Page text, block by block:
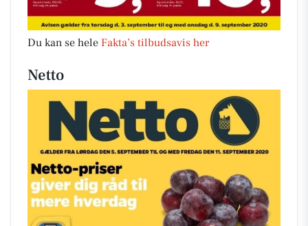
Du kan se hele Fakta’s tilbudsavis her
Netto